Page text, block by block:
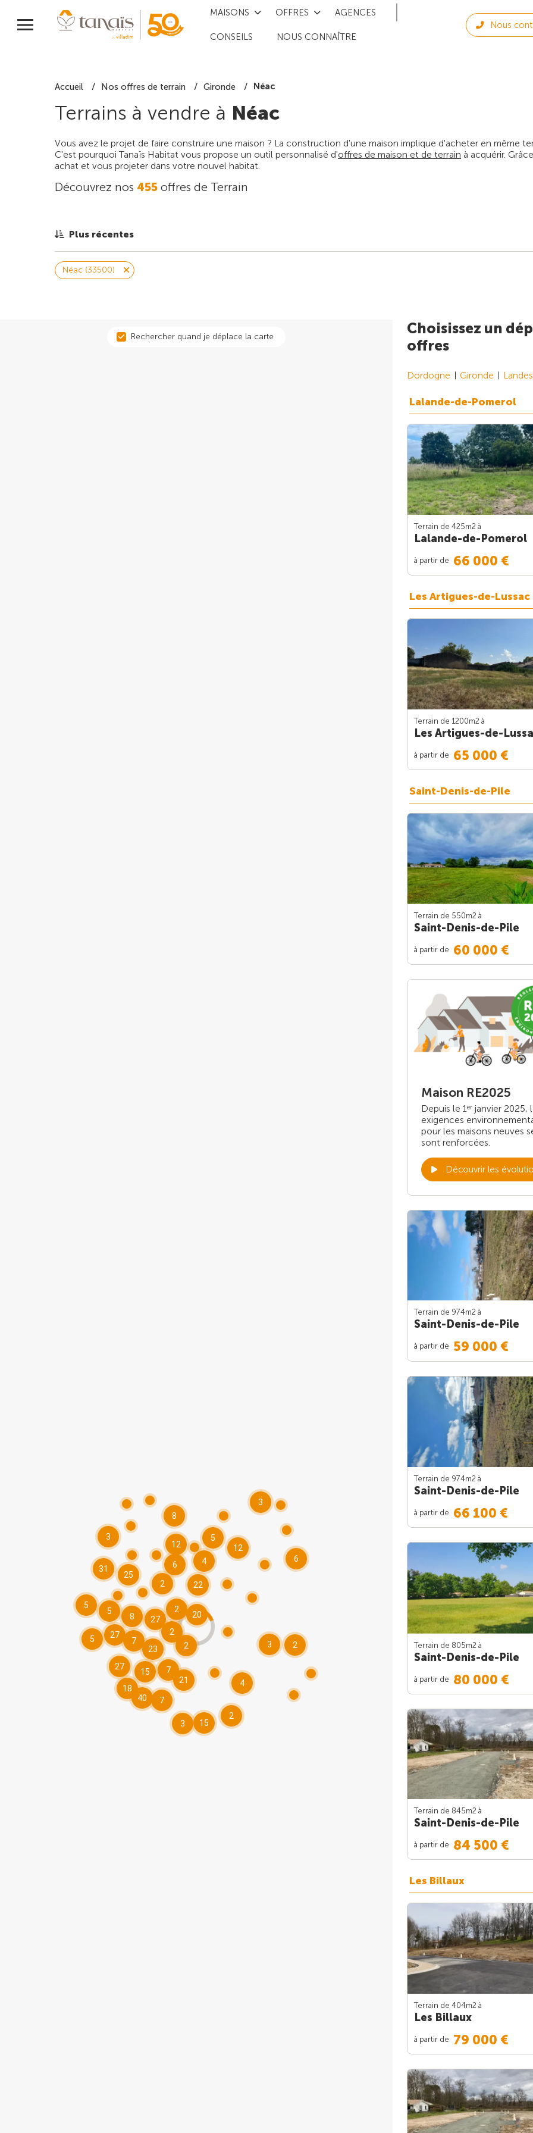
MAISONS OFFRES AGENCES
CONSEILS NOUS CONNAÎTRE
Nous
Accueil Nos offres de terrain Gironde Néac
Terrains à vendre à Néac
Vous avez le projet de faire construire une maison ? La construction d'une maison implique d'acheter en même
C'est pourquoi Tanaïs Habitat vous propose un outil personnalisé d'offres de maison et de terrain à acquérir.
achat et vous projeter dans votre nouvel habitat.
Découvrez nos 455 offres de Terrain
Plus récentes
Néac (33500)
3
27
6
25
40
8
15
7
22
5
15
6
21
27 20
18
23
12
27
31
5
5
12
7
2
5
8
2
3
4
3
2
4
7 2
2
3
2
Rechercher quand je déplace la carte
Choisissez un
offres
Dordogne Gironde Landes
Lalande-de-Pomerol
Terrain de 425m2 à
Lalande-de-Pomerol
à partir de 66 000 €
Les Artigues-de-Lussac
Terrain de 1200m2 à
Les Artigues-de-
à partir de 65 000 €
Saint-Denis-de-Pile
Terrain de 550m2 à
Saint-Denis-de-Pile
à partir de 60 000 €
Maison RE2025
Depuis le 1 er janvier 2025,
exigences
pour les maisons neuves
sont renforcées.
Découvrir les
Terrain de 974m2 à
Saint-Denis-de-Pile
à partir de 59 000 €
Terrain de 974m2 à
Saint-Denis-de-Pile
à partir de 66 100 €
Terrain de 805m2 à
Saint-Denis-de-Pile
à partir de 80 000 €
Terrain de 845m2 à
Saint-Denis-de-Pile
à partir de 84 500 €
Les Billaux
Terrain de 404m2 à
Les Billaux
à partir de 79 000 €